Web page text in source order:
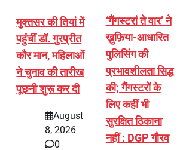
मुक्तसर की तियां में
पहुंचीं डॉ. गुरप्रीत
कौर मान, महिलाओं
ने चुनाव की तारीख
पूछनी शुरू कर दी
August
8, 2026
0
‘गैंगस्टरां ते वार’ ने
ख़ुफ़िया-आधारित
पुलिसिंग की
प्रभावशीलता सिद्ध
की; गैंगस्टरों के
लिए कहीं भी
सुरक्षित ठिकाना
नहीं : DGP गौरव